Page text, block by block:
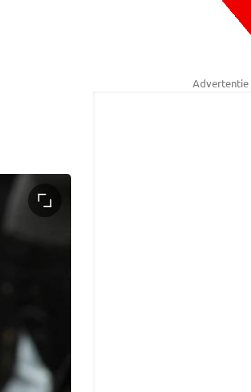
Advertentie